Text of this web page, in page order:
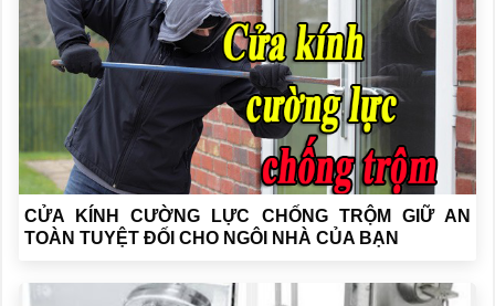
CỬA KÍNH CƯỜNG LỰC CHỐNG TRỘM GIỮ AN
TOÀN TUYỆT ĐỐI CHO NGÔI NHÀ CỦA BẠN